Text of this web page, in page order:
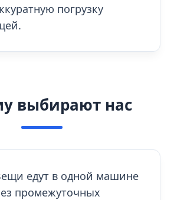
погрузку
выбирают нас
едут в одной машине
промежуточных